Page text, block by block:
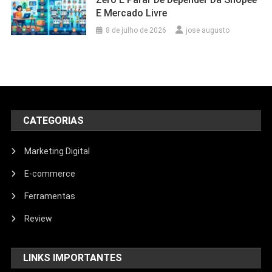
E Mercado Livre
8 de julho de 2026 jose augusto
CATEGORIAS
Marketing Digital
E-commerce
Ferramentas
Review
LINKS IMPORTANTES